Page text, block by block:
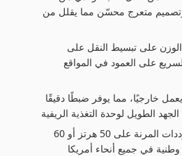
وتصميم متعرج محسّن مما يقلل من
على تبسيط النقل على
على العمود في المواقع
خارجيًا، مما يوفر ضبطًا دقيقًا
الطويل لوحدة التغذية الريفية
تم ضبط المصنع لتكوين الترددات المرنة على 50 هرتز أو 60
في جميع أنحاء أمريكا